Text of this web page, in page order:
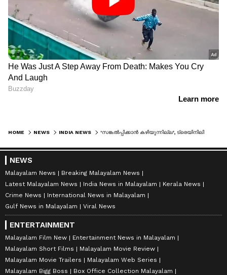
HOME NEWS INDIA NEWS
NEWS
Malayalam News
Breaking Malayalam News
Latest Malayalam News
India News in Malayalam
Kerala News
Crime News
International News in Malayalam
Gulf News in Malayalam
Viral News
ENTERTAINMENT
Malayalam Film New
Entertainment News in Malayalam
Malayalam Short Films
Malayalam Movie Review
Malayalam Movie Trailers
Malayalam Web Series
Malayalam Bigg Boss
Box Office Collection Malayalam